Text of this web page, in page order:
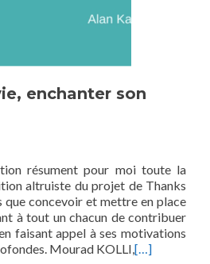
enchanter son
résument pour moi toute la
altruiste du projet de Thanks
que concevoir et mettre en place
à tout un chacun de contribuer
faisant appel à ses motivations
Mourad KOLLI,[…]